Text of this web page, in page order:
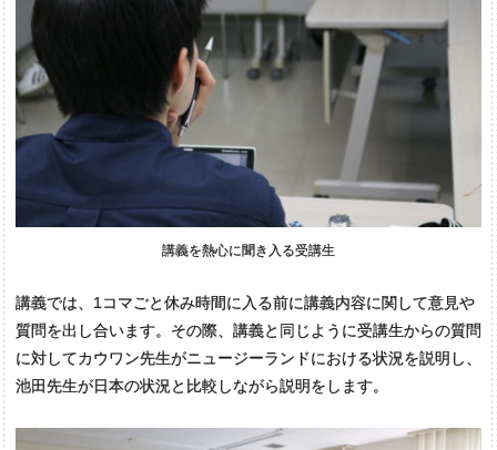
講義を熱心に聞き入る受講生
講義では、1コマごと休み時間に入る前に講義内容に関して意見や
質問を出し合います。その際、講義と同じように受講生からの質問
に対してカウワン先生がニュージーランドにおける状況を説明し、
池田先生が日本の状況と比較しながら説明をします。